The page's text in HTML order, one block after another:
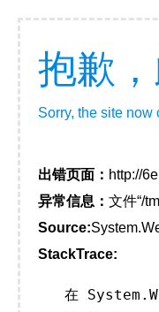
抱歉
Sorry, the site now
出错页面： http://
异常信息： 文件“/
Source:
StackTrace:
在